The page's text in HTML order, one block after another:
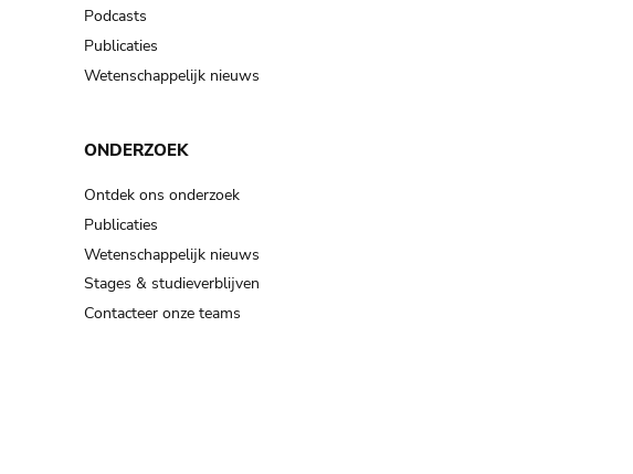
Podcasts
Publicaties
Wetenschappelijk nieuws
ONDERZOEK
Ontdek ons onderzoek
Publicaties
Wetenschappelijk nieuws
Stages & studieverblijven
Contacteer onze teams